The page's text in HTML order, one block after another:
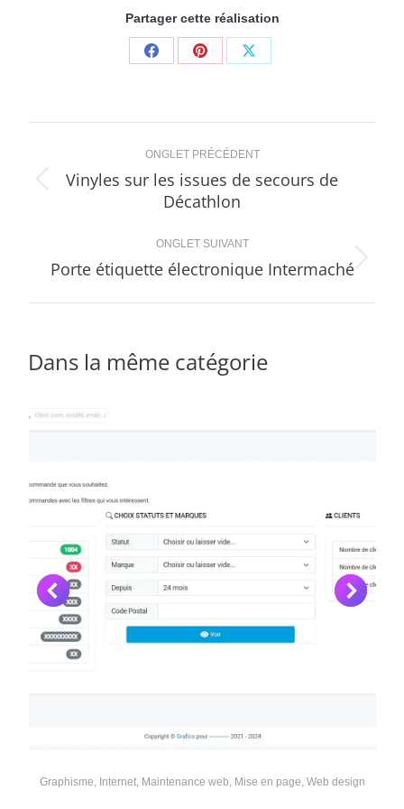
Partager cette réalisation
Share
Share
Share
Navigation
de
commentaire
ONGLET PRÉCÉDENT
Onglet
précédent
Vinyles sur les issues de secours de
Décathlon
ONGLET SUIVANT
Projets
Porte étiquette électronique Intermaché
Dans la même catégorie
Graphisme, Internet, Maintenance web, Mise en page,Web design